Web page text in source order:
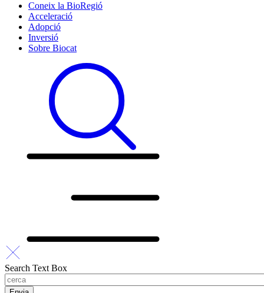
Coneix la BioRegió
Acceleració
Adopció
Inversió
Sobre Biocat
Search Text Box